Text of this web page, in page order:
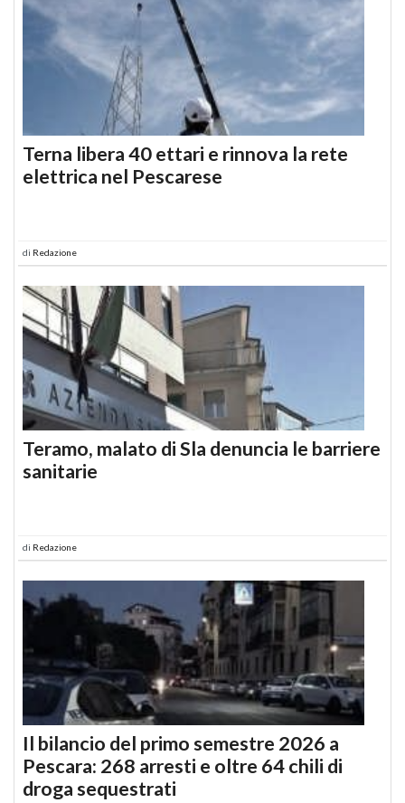
Terna libera 40 ettari e rinnova la rete
elettrica nel Pescarese
di Redazione
Teramo, malato di Sla denuncia le barriere
sanitarie
di Redazione
Il bilancio del primo semestre 2026 a
Pescara: 268 arresti e oltre 64 chili di
droga sequestrati